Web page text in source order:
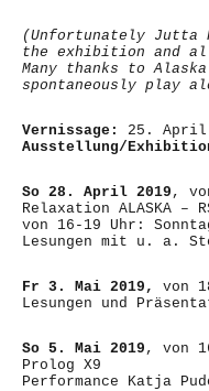
(Unfortunately Jutta
the exhibition and
Many thanks to
spontaneously play
Vernissage:
25. April
Ausstellung/
So 28. April 2019 ,
Relaxation ALASKA –
von 16-19 Uhr:
Lesungen mit u. a.
Fr 3. Mai 2019, von
Lesungen und
So 5. Mai 2019 , von
Prolog X9
Performance Katja